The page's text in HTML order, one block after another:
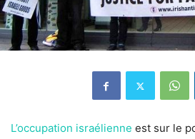
L’occupation israélienne est sur le